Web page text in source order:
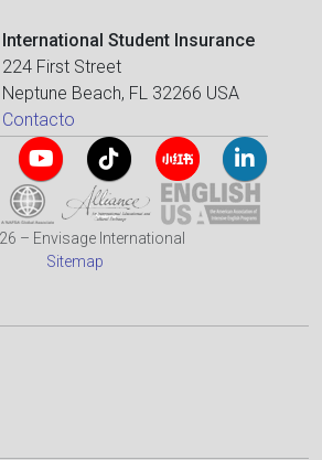
International Student Insurance
224 First Street
Neptune Beach, FL 32266 USA
Contacto
– Envisage International
Sitemap